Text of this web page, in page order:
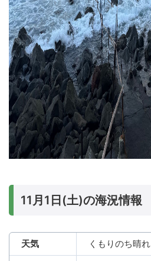
11月1日(土)の海況情報
天気 くもりのち晴れ